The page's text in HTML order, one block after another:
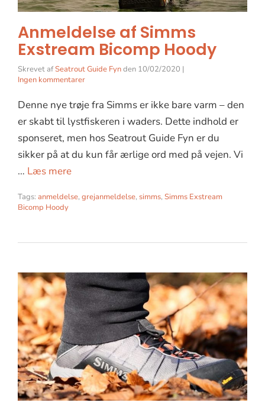
Anmeldelse af Simms
Exstream Bicomp Hoody
Skrevet afSeatrout Guide Fynden 10/02/2020 |
Ingen kommentarer
Denne nye trøje fra Simms er ikke bare varm – den
er skabt til lystfiskeren i waders. Dette indhold er
sponseret, men hos Seatrout Guide Fyn er du
sikker på at du kun får ærlige ord med på vejen. Vi
… Læs mere
Tags: anmeldelse, grejanmeldelse, simms, Simms Exstream
Bicomp Hoody